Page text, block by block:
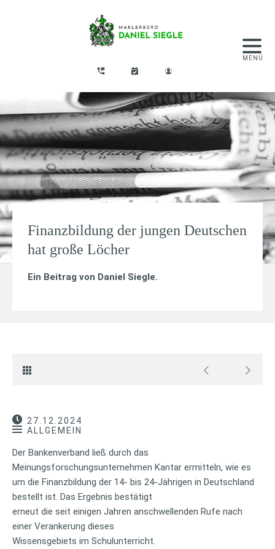
Finanzbildung der jungen Deutschen
hat große Löcher
Ein Beitrag von Daniel Siegle.
27.12.2024
ALLGEMEIN
Der Bankenverband ließ durch das
Meinungsforschungsunternehmen Kantar ermitteln, wie es
um die Finanzbildung der 14- bis 24-Jährigen in Deutschland
bestellt ist. Das Ergebnis bestätigt
erneut die seit einigen Jahren anschwellenden Rufe nach
einer Verankerung dieses
Wissensgebiets im Schulunterricht.